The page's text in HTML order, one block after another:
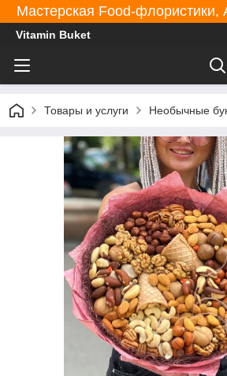
Мастерская Food-флористики,
Vitamin Buket
Товары и услуги Необычные